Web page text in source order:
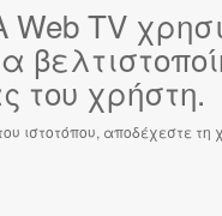
TV
του χρήστη.
ιστοτόπου, αποδέχεστε τη